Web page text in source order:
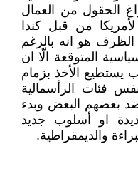
الحقول من العمال
من قبل كندا
هو انه بالرغم
المتوقعة الّا ان
يستطيع الأخذ بزمام
فئات الرأسمالية
بعضهم البعض وبدء
او أسلوب جديد
والديمقراطية.